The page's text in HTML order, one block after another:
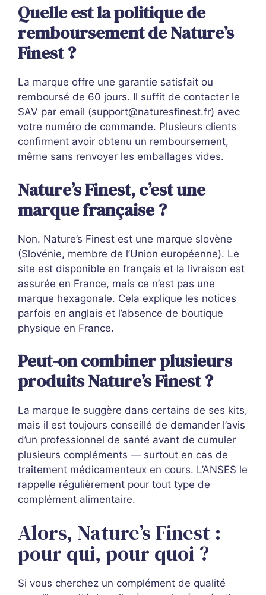
Quelle est la politique de
remboursement de Nature’s
Finest ?
La marque offre une garantie satisfait ou
remboursé de 60 jours. Il suffit de contacter le
SAV par email (support@naturesfinest.fr) avec
votre numéro de commande. Plusieurs clients
confirment avoir obtenu un remboursement,
même sans renvoyer les emballages vides.
Nature’s Finest, c’est une
marque française ?
Non. Nature’s Finest est une marque slovène
(Slovénie, membre de l’Union européenne). Le
site est disponible en français et la livraison est
assurée en France, mais ce n’est pas une
marque hexagonale. Cela explique les notices
parfois en anglais et l’absence de boutique
physique en France.
Peut-on combiner plusieurs
produits Nature’s Finest ?
La marque le suggère dans certains de ses kits,
mais il est toujours conseillé de demander l’avis
d’un professionnel de santé avant de cumuler
plusieurs compléments — surtout en cas de
traitement médicamenteux en cours. L’ANSES le
rappelle régulièrement pour tout type de
complément alimentaire.
Alors, Nature’s Finest :
pour qui, pour quoi ?
Si vous cherchez un complément de qualité